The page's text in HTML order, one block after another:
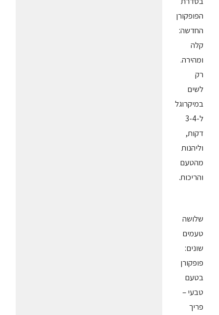
הפופקורן
החדשה:
קלה
ומהירה.
רק
לשים
במיקרוגל
ל-3-4
דקות,
וליהנות
מהטעם
והריכות.
שלושה
טעמים
שונים:
פופקורן
בטעם
טבעי –
פריך